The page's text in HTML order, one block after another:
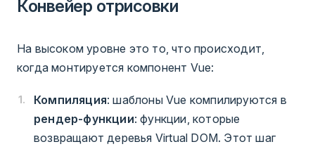
Конвейер отрисовки
На высоком уровне это то, что происходит,
когда монтируется компонент Vue:
Компиляция: шаблоны Vue компилируются в
рендер-функции: функции, которые
возвращают деревья Virtual DOM. Этот шаг